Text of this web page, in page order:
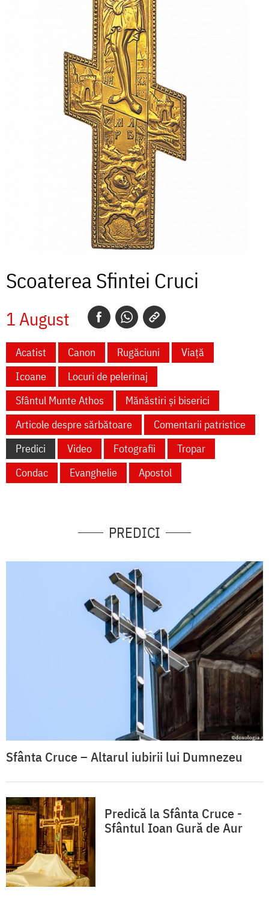
Scoaterea Sfintei Cruci
1 August
Acatist Canon Rugăciuni
Viață
Icoane
Locuri de pelerinaj
Sfântul Munte Athos
Mănăstiri și biserici
Articole despre sărbătoare
Comentarii patristice
Predici
Video Fotografii
Tropar
Condac
Evanghelie Apostol
PREDICI
Sfânta Cruce – Altarul iubirii lui Dumnezeu
Predică la Sfânta Cruce -
Sfântul Ioan Gură de Aur